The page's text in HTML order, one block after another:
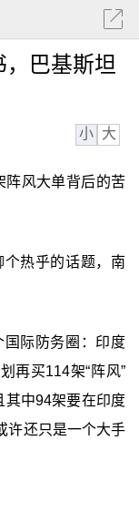
巴基斯坦
小 大
阵风大单背后的苦
热乎的话题，南
际防务圈：印度
再买114架“阵风”
其中94架要在印度
许还只是一个大手